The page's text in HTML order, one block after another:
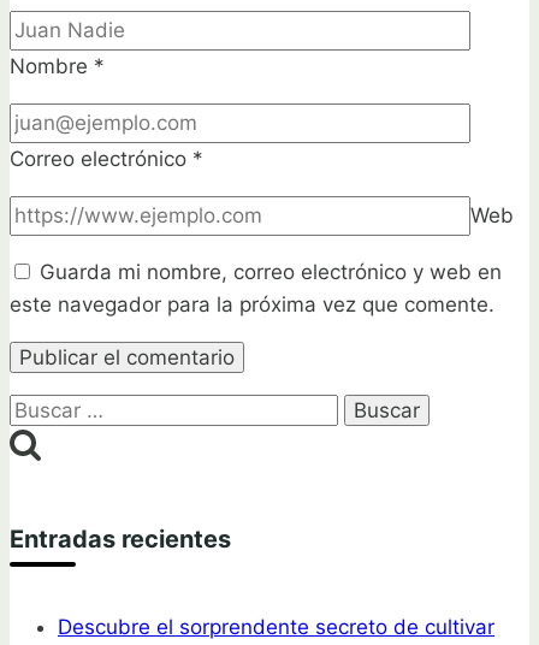
Nombre *
Correo electrónico *
Web
Guarda mi nombre, correo electrónico y web en
este navegador para la próxima vez que comente.
Buscar:
Entradas recientes
Descubre el sorprendente secreto de cultivar